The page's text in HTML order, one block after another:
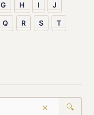
G H I J
Q R S T
× 🔍